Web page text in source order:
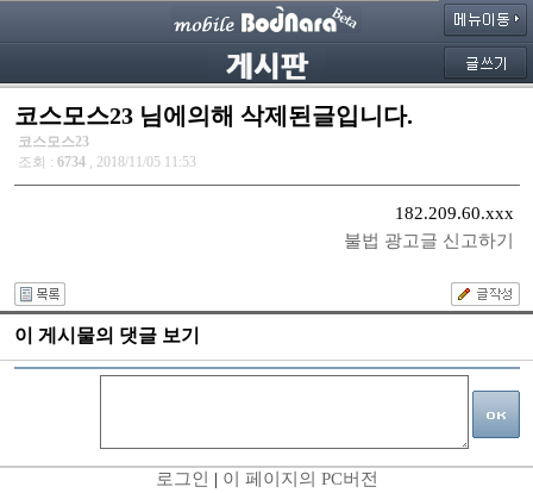
코스모스23 님에의해 삭제된글입니다.
코스모스23
조회 : 6734 , 2018/11/05 11:53
182.209.60.xxx
불법 광고글 신고하기
이 게시물의 댓글 보기
로그인 | 이 페이지의 PC버전